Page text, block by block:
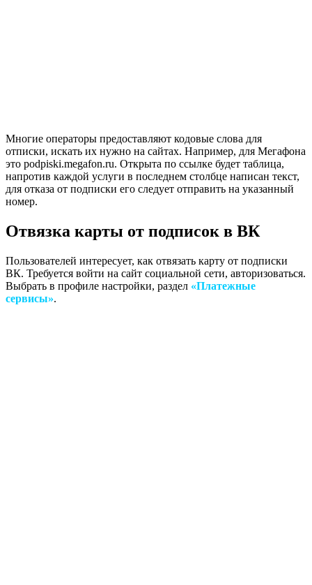
Многие операторы предоставляют кодовые слова для
отписки, искать их нужно на сайтах. Например, для Мегафона
это podpiski.megafon.ru. Открыта по ссылке будет таблица,
напротив каждой услуги в последнем столбце написан текст,
для отказа от подписки его следует отправить на указанный
номер.
Отвязка карты от подписок в ВК
Пользователей интересует, как отвязать карту от подписки
ВК. Требуется войти на сайт социальной сети, авторизоваться.
Выбрать в профиле настройки, раздел «Платежные
сервисы».